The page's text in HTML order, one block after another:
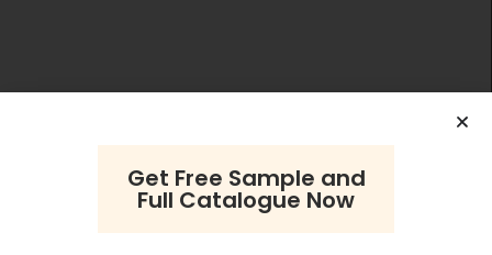
Get Free Sample and
Full Catalogue Now